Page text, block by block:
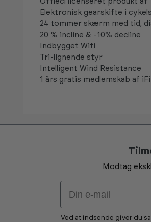
Elektronisk gearskifte i
24 tommer skærm med tid,
20 % incline & -10% decline
Indbygget Wifi
Tri-lignende styr
Intelligent Wind Resistance
1 års gratis medlemskab af
Modtag
Email
Ved at indsende giver du